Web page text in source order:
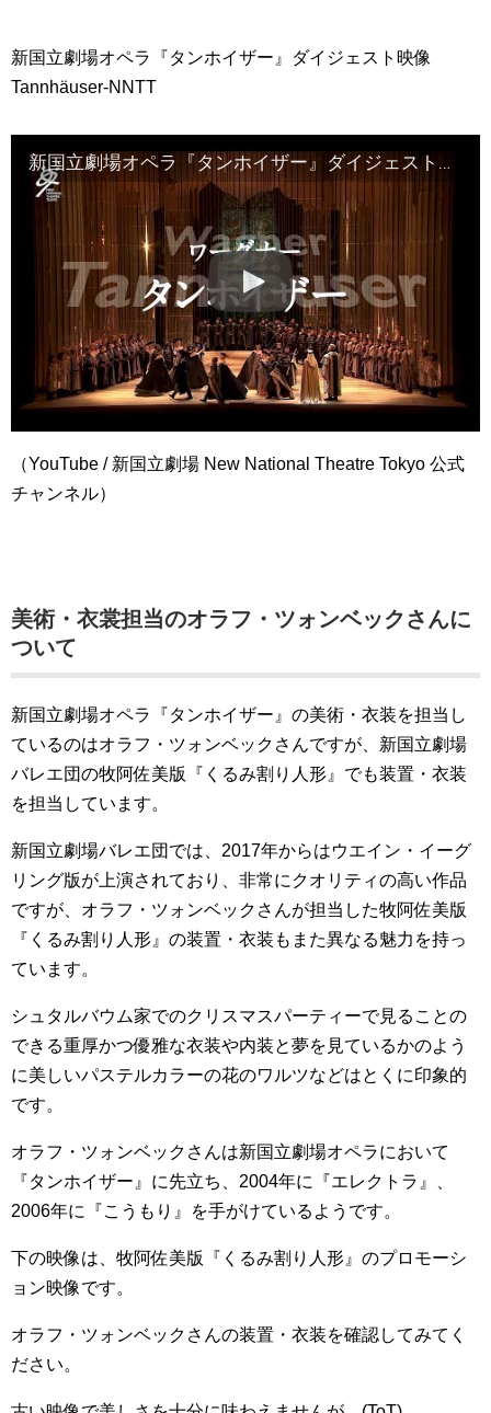
新国立劇場オペラ『タンホイザー』ダイジェスト映像
Tannhäuser-NNTT
新国立劇場オペラ『タンホイザー』ダイジェスト映像 Tannhäuser-NNTT
（YouTube / 新国立劇場 New National Theatre Tokyo 公式
チャンネル）
美術・衣裳担当のオラフ・ツォンベックさんに
ついて
新国立劇場オペラ『タンホイザー』の美術・衣装を担当し
ているのはオラフ・ツォンベックさんですが、新国立劇場
バレエ団の牧阿佐美版『くるみ割り人形』でも装置・衣装
を担当しています。
新国立劇場バレエ団では、2017年からはウエイン・イーグ
リング版が上演されており、非常にクオリティの高い作品
ですが、オラフ・ツォンベックさんが担当した牧阿佐美版
『くるみ割り人形』の装置・衣装もまた異なる魅力を持っ
ています。
シュタルバウム家でのクリスマスパーティーで見ることの
できる重厚かつ優雅な衣装や内装と夢を見ているかのよう
に美しいパステルカラーの花のワルツなどはとくに印象的
です。
オラフ・ツォンベックさんは新国立劇場オペラにおいて
『タンホイザー』に先立ち、2004年に『エレクトラ』、
2006年に『こうもり』を手がけているようです。
下の映像は、牧阿佐美版『くるみ割り人形』のプロモーシ
ョン映像です。
オラフ・ツォンベックさんの装置・衣装を確認してみてく
ださい。